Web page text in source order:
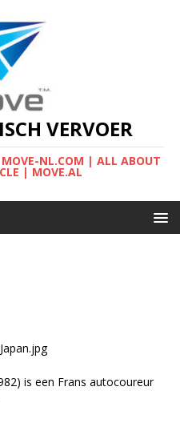
VERVOER
MOVE-NL.COM | ALL ABOUT
| MOVE.AL
is een Frans autocoureur